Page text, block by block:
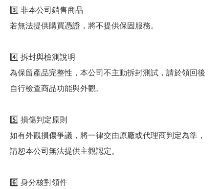
3️⃣ 非本公司銷售商品
若無法提供購買憑證，將不提供保固服務。
4️⃣ 拆封與檢測說明
為保留產品完整性，本公司不主動拆封測試，請於領回後
自行檢查商品功能與外觀。
5️⃣ 損傷判定原則
如有外觀損傷爭議，將一律交由原廠或代理商判定為準，
請恕本公司無法提供主觀認定。
6️⃣ 身分核對領件